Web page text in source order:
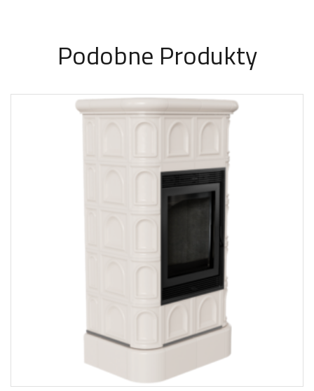
Podobne Produkty